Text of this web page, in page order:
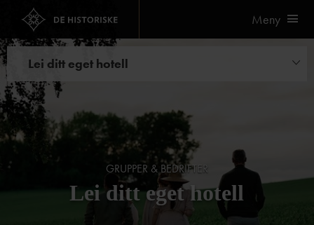
Meny
Lei ditt eget hotell
Hoteller
GRUPPER & BEDRIFTER
Lei ditt eget hotell